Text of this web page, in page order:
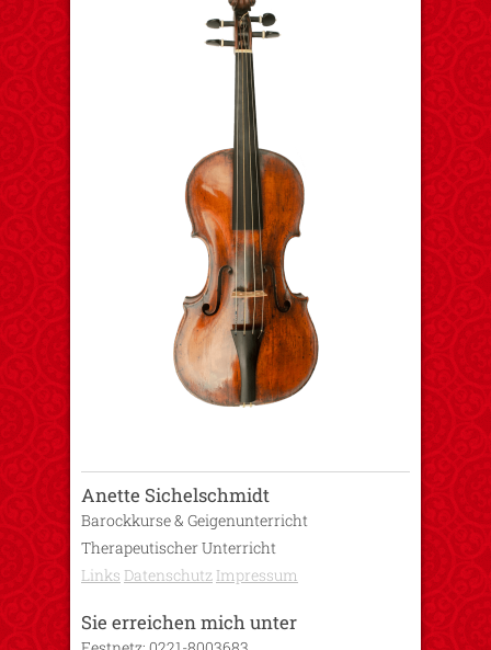
Anette Sichelschmidt
Barockkurse & Geigenunterricht
Therapeutischer Unterricht
Links Datenschutz Impressum
Sie erreichen mich unter